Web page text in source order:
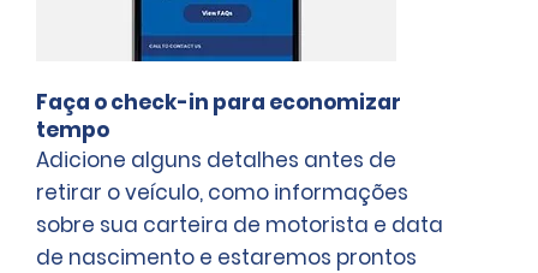
Faça o check-in para economizar
tempo
Adicione alguns detalhes antes de
retirar o veículo, como informações
sobre sua carteira de motorista e data
de nascimento e estaremos prontos